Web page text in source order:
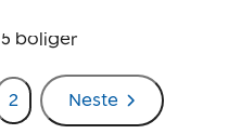
5 boliger
2 Neste